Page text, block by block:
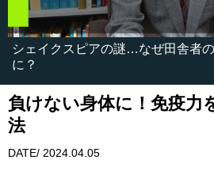
シェイクスピアの謎…なぜ田舎者
に？
負けない身体に！免疫力
法
DATE/ 2024.04.05